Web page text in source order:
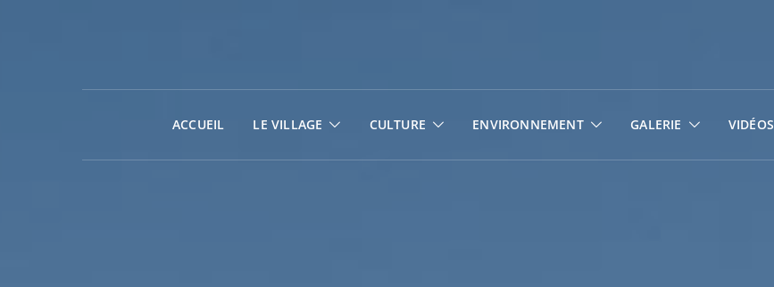
ACCUEIL LE VILLAGE CULTURE ENVIRONNEMENT GALERIE VIDÉOS